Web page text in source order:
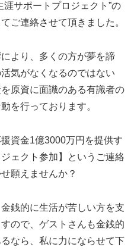
涯サポートプロジェクト”の
ご連絡させて頂きました。
より、多くの方が夢を諦
気がなくなるのではない
原資に面識のある有識者の
を行っております。
資金1億3000万円を提供す
ェクト参加】というご連絡
願えませんか？
銭的に生活が苦しい方を支
ので、ゲストさんも金銭的
なら、私に力にならせて下